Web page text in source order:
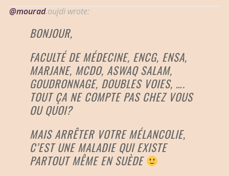
@mourad.oujdi wrote:
BONJOUR,
FACULTÉ DE MÉDECINE, ENCG, ENSA,
MARJANE, MCDO, ASWAQ SALAM,
GOUDRONNAGE, DOUBLES VOIES, ….
TOUT ÇA NE COMPTE PAS CHEZ VOUS
OU QUOI?
MAIS ARRÊTER VOTRE MÉLANCOLIE,
C’EST UNE MALADIE QUI EXISTE
PARTOUT MÊME EN SUÈDE